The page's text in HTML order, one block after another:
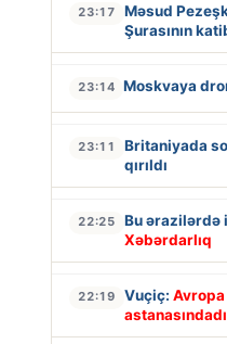
23:17
Məsud
Şurasının
23:14 Moskvaya
23:11
Britaniyada
qırıldı
22:25 Bu ərazilərdə
Xəbərdarlıq
22:19 Vuçiç: